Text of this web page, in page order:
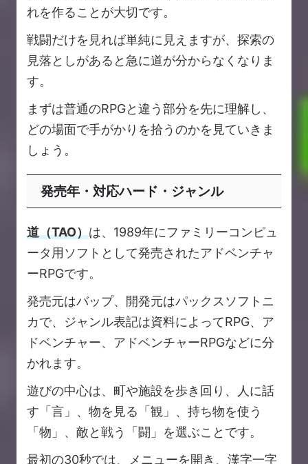
れを作ることが大切です。
戦闘だけを見れば単純に見えますが、探索の
見落としがあると急に道が分からなくなりま
す。
まずは普通のRPGと違う部分を先に理解し、
どの場面で手がかりを拾うのかを見ていきま
しょう。
発売年・対応ハード・ジャンル
道（TAO）は、1989年にファミリーコンピュ
ータ用ソフトとして発売されたアドベンチャ
ーRPGです。
発売元はバップ、開発元はパックスソフトニ
カで、ジャンル表記は資料によってRPG、ア
ドベンチャー、アドベンチャーRPGなどに分
かれます。
遊びの中心は、町や施設を歩き回り、人に話
す「言」、物を見る「観」、持ち物を使う
「物」、敵と戦う「闘」を選ぶことです。
最初の30秒では、メニューを開き、漢字一字